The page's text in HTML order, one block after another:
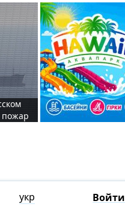
пожар
укр Войти